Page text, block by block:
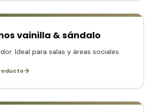
vainilla & sándalo
Ideal para salas y áreas sociales.